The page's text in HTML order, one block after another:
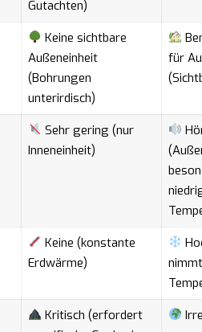
Gutachten)
Keine sichtbare
Außeneinheit
(Bohrungen
unterirdisch)
für
Sehr gering (nur
Inneneinheit)
Keine (konstante
Erdwärme)
Kritisch (erfordert